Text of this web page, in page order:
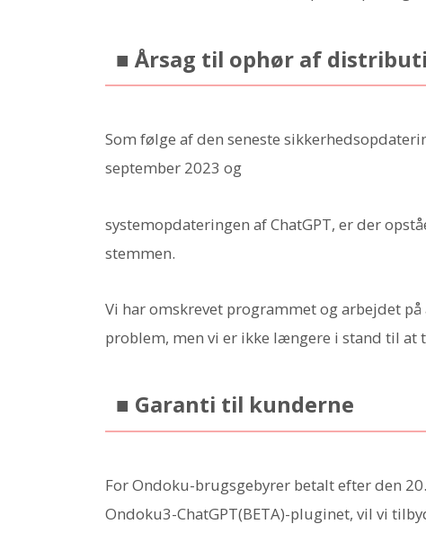
■ Årsag til ophør af
Som følge af den seneste
september 2023 og
systemopdateringen af ChatGPT, er der
stemmen.
Vi har omskrevet programmet og arbejdet
problem, men vi er ikke længere i stand til
■ Garanti til kunderne
For Ondoku-brugsgebyrer betalt efter den
Ondoku3-ChatGPT(BETA)-pluginet, vil vi